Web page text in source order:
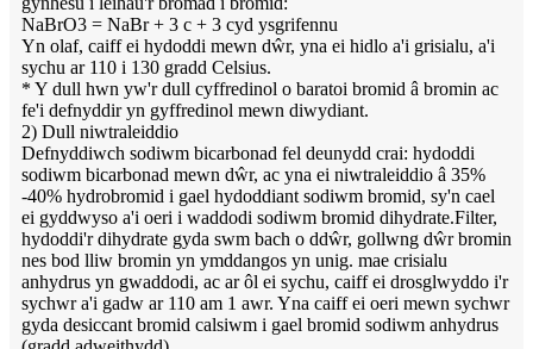
NaBrO3 = NaBr + 3 c + 3 cyd ysgrifennu
Yn olaf, caiff ei hydoddi mewn dŵr, yna ei hidlo a'i grisialu, a'i
sychu ar 110 i 130 gradd Celsius.
* Y dull hwn yw'r dull cyffredinol o baratoi bromid â bromin ac
fe'i defnyddir yn gyffredinol mewn diwydiant.
2) Dull niwtraleiddio
Defnyddiwch sodiwm bicarbonad fel deunydd crai: hydoddi
sodiwm bicarbonad mewn dŵr, ac yna ei niwtraleiddio â 35%
-40% hydrobromid i gael hydoddiant sodiwm bromid, sy'n cael
ei gyddwyso a'i oeri i waddodi sodiwm bromid dihydrate.Filter,
hydoddi'r dihydrate gyda swm bach o ddŵr, gollwng dŵr bromin
nes bod lliw bromin yn ymddangos yn unig. mae crisialu
anhydrus yn gwaddodi, ac ar ôl ei sychu, caiff ei drosglwyddo i'r
sychwr a'i gadw ar 110 am 1 awr. Yna caiff ei oeri mewn sychwr
gyda desiccant bromid calsiwm i gael bromid sodiwm anhydrus